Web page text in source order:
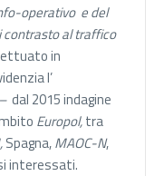
operativo e del
contrasto al traffico
in
l’
dal 2015 indagine
Europol,tra
Spagna,MAOC-N,
interessati.